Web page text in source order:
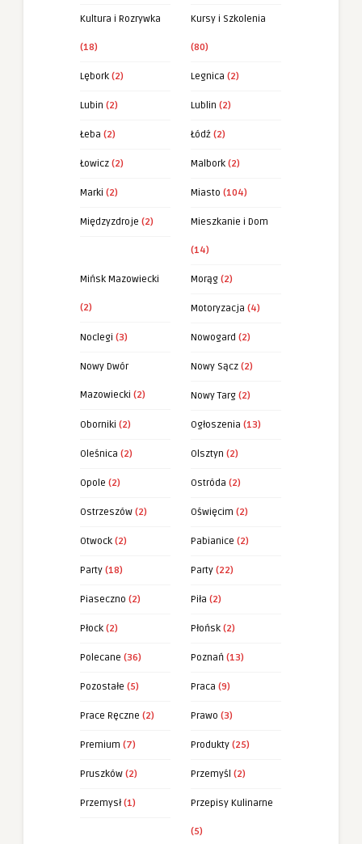
Kultura i Rozrywka
(18)
Kursy i Szkolenia
(80)
Lębork (2) Legnica (2)
Lubin (2) Lublin (2)
Łeba (2) Łódź (2)
Łowicz (2) Malbork (2)
Marki (2) Miasto (104)
Międzyzdroje (2) Mieszkanie i Dom
(14)
Mińsk Mazowiecki
(2)
Morąg (2)
Motoryzacja (4)
Noclegi (3) Nowogard (2)
Nowy Dwór
Mazowiecki (2)
Nowy Sącz (2)
Nowy Targ (2)
Oborniki (2) Ogłoszenia (13)
Oleśnica (2) Olsztyn (2)
Opole (2) Ostróda (2)
Ostrzeszów (2) Oświęcim (2)
Otwock (2) Pabianice (2)
Party (18) Party (22)
Piaseczno (2) Piła (2)
Płock (2) Płońsk (2)
Polecane (36) Poznań (13)
Pozostałe (5) Praca (9)
Prace Ręczne (2) Prawo (3)
Premium (7) Produkty (25)
Pruszków (2) Przemyśl (2)
Przemysł (1) Przepisy Kulinarne
(5)